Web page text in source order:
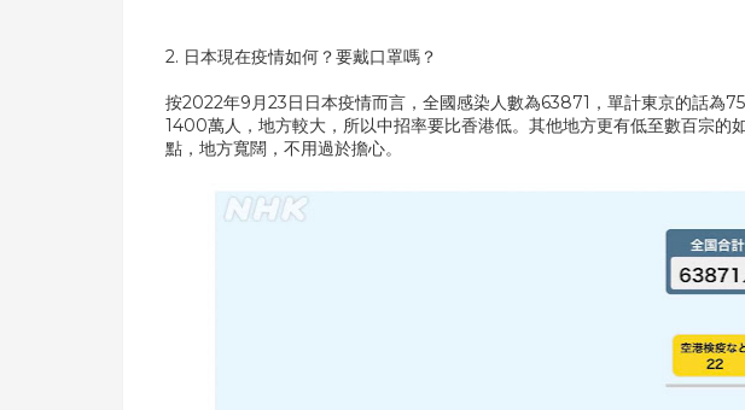
2. 日本現在疫情如何？要戴口罩嗎？
按2022年9月23日日本疫情而言，全國感染人數為63871，單計東京的話為
1400萬人，地方較大，所以中招率要比香港低。其他地方更有低至數百宗的
點，地方寬闊，不用過於擔心。